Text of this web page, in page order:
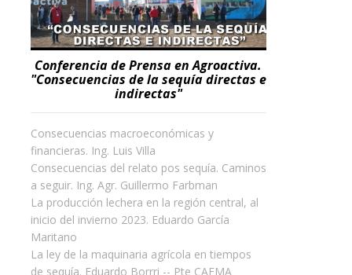
Conferencia de Prensa en Agroactiva.
"Consecuencias de la sequía directas e
indirectas"
Consecuencias macroeconómicas y
financieras. Ing. Luis Villa
Consecuencias del relato pos sequía. Caminos
a seguir. Ing. Agr. Guillermo Farbman
La producción lechera en la región central, al
inicio del invierno 2023. Eduardo García
Maritano
La ley de la maquinaria agrícola en tiempos
de sequía. Eduardo Borrri -- Pte CAFMA